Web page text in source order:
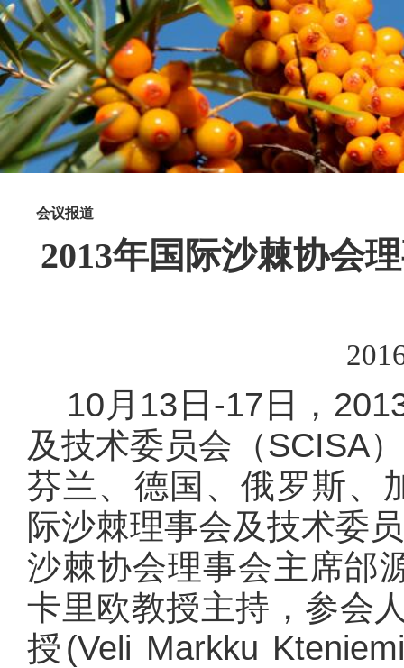
会议报道
2013年国际沙棘协会
10 月13日-17日，
及技术委员会（SCISA
芬兰、德国、俄罗斯、
际沙棘理事会及技术委
沙棘协会理事会主席邰
卡里欧教授主持，参会
授(Veli Markku